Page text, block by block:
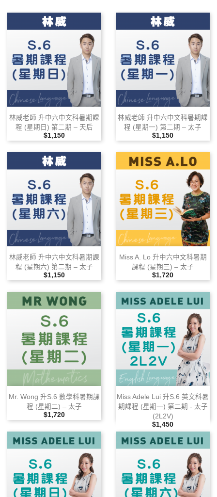
林威老師 升中六中文科暑期課
程 (星期日) 第二期 – 天后
售價
$1,150
林威老師 升中六中文科暑期課
程 (星期一) 第二期 – 太子
售價
$1,150
林威老師 升中六中文科暑期課
程 (星期六) 第二期 – 太子
售價
$1,150
Miss A. Lo 升中六中文科暑期
課程 (星期三) – 太子
售價
$1,720
Mr. Wong 升S.6 數學科暑期課
程 (星期二) – 太子
售價
$1,720
Miss Adele Lui 升S.6 英文科暑
期課程 (星期一) 第二期 ‑ 太子
(2L2V)
售價
$1,450